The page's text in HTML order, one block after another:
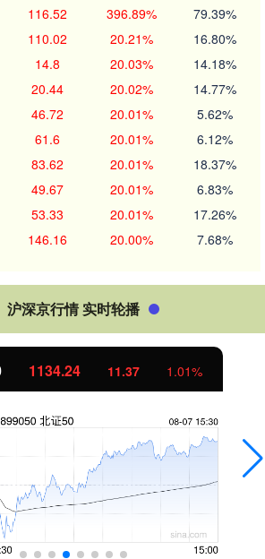
116.52 396.89% 79.39%
110.02 20.21% 16.80%
14.8 20.03% 14.18%
20.44 20.02% 14.77%
46.72 20.01% 5.62%
61.6 20.01% 6.12%
83.62 20.01% 18.37%
49.67 20.01% 6.83%
53.33 20.01% 17.26%
146.16 20.00% 7.68%
沪深京行情 实时轮播
1134.24 11.37 1.01%